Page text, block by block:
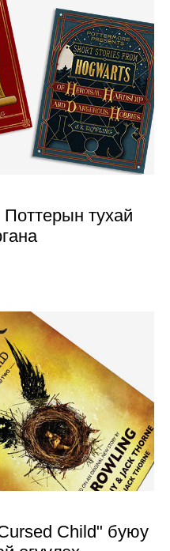
тухай
Child" буюу